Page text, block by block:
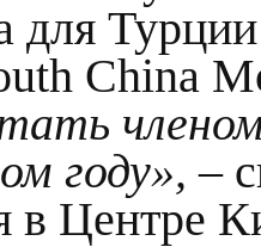
для
China
году», –
в Центре